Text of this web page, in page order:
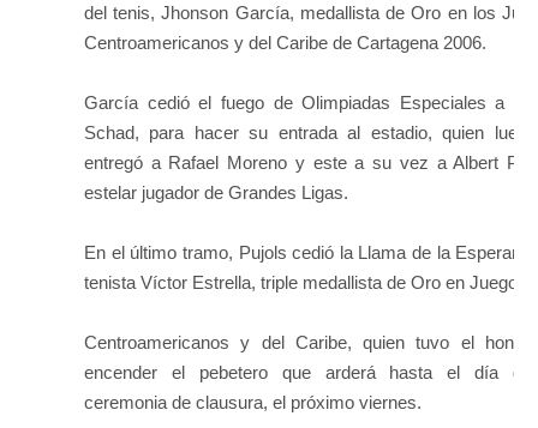
del tenis, Jhonson García, medallista de Oro en los
Centroamericanos y del Caribe de Cartagena 2006.
García cedió el fuego de Olimpiadas Especiales a
Schad, para hacer su entrada al estadio, quien
entregó a Rafael Moreno y este a su vez a Albert
estelar jugador de Grandes Ligas.
En el último tramo, Pujols cedió la Llama de la
tenista Víctor Estrella, triple medallista de Oro en Juegos
Centroamericanos y del Caribe, quien tuvo el honor
encender el pebetero que arderá hasta el día
ceremonia de clausura, el próximo viernes.